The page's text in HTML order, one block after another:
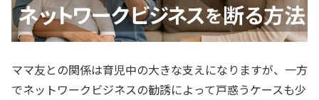
ママ友との関係は育児中の大きな支えになりますが、一方
でネットワークビジネスの勧誘によって戸惑うケースも少